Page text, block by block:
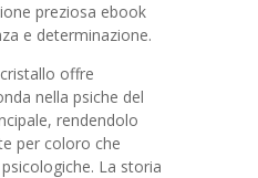
preziosa ebook
e determinazione.
offre
nella psiche del
rendendolo
per coloro che
La storia